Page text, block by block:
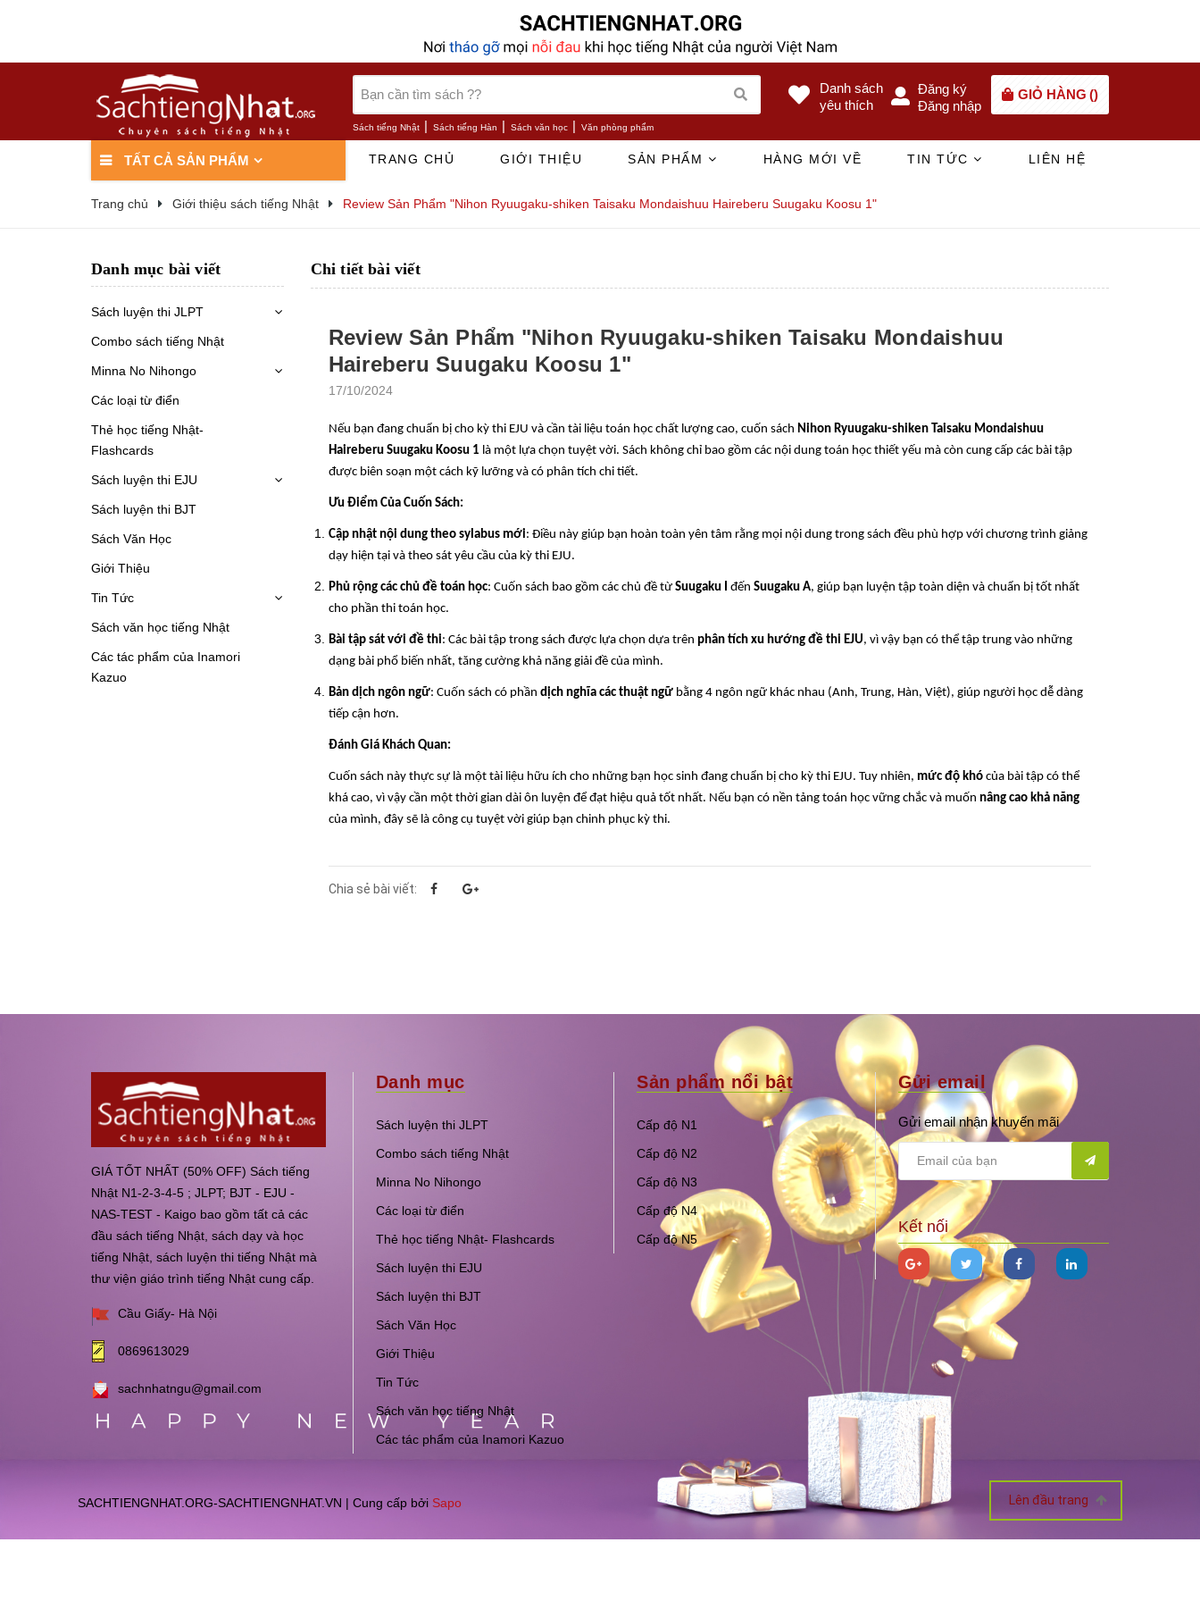
Sách tiếng Nhật | Sách tiếng Hàn | Sách văn học | Văn phòng phẩm
Danh sách
yêu thích
Đăng ký
Đăng nhập
GIỎ HÀNG ()
TẤT CẢ SẢN PHẨM TRANG CHỦ GIỚI THIỆU SẢN PHẨM HÀNG MỚI VỀ TIN TỨC LIÊN HỆ
Trang chủ Giới thiệu sách tiếng Nhật Review Sản Phẩm "Nihon Ryuugaku-shiken Taisaku Mondaishuu Haireberu Suugaku Koosu 1"
Chi tiết bài viết
Review Sản Phẩm "Nihon Ryuugaku-shiken Taisaku Mondaishuu
Haireberu Suugaku Koosu 1"
17/10/2024
Nếu bạn đang chuẩn bị cho kỳ thi EJU và cần tài liệu toán học chất lượng cao, cuốn sách Nihon Ryuugaku-shiken Taisaku Mondaishuu
Haireberu Suugaku Koosu 1 là một lựa chọn tuyệt vời. Sách không chỉ bao gồm các nội dung toán học thiết yếu mà còn cung cấp các bài tập
được biên soạn một cách kỹ lưỡng và có phân tích chi tiết.
Ưu Điểm Của Cuốn Sách:
Cập nhật nội dung theo sylabus mới: Điều này giúp bạn hoàn toàn yên tâm rằng mọi nội dung trong sách đều phù hợp với chương trình giảng
dạy hiện tại và theo sát yêu cầu của kỳ thi EJU.
Phủ rộng các chủ đề toán học: Cuốn sách bao gồm các chủ đề từ Suugaku I đến Suugaku A, giúp bạn luyện tập toàn diện và chuẩn bị tốt nhất
cho phần thi toán học.
Bài tập sát với đề thi: Các bài tập trong sách được lựa chọn dựa trên phân tích xu hướng đề thi EJU, vì vậy bạn có thể tập trung vào những
dạng bài phổ biến nhất, tăng cường khả năng giải đề của mình.
Bản dịch ngôn ngữ: Cuốn sách có phần dịch nghĩa các thuật ngữbằng 4 ngôn ngữ khác nhau (Anh, Trung, Hàn, Việt), giúp người học dễ dàng
tiếp cận hơn.
Đánh Giá Khách Quan:
Cuốn sách này thực sự là một tài liệu hữu ích cho những bạn học sinh đang chuẩn bị cho kỳ thi EJU. Tuy nhiên, mức độ khócủa bài tập có thể
khá cao, vì vậy cần một thời gian dài ôn luyện để đạt hiệu quả tốt nhất. Nếu bạn có nền tảng toán học vững chắc và muốn nâng cao khả năng
của mình, đây sẽ là công cụ tuyệt vời giúp bạn chinh phục kỳ thi.
Chia sẻ bài viết:
Danh mục bài viết
Sách luyện thi JLPT
Combo sách tiếng Nhật
Minna No Nihongo
Các loại từ điển
Thẻ học tiếng Nhật-
Flashcards
Sách luyện thi EJU
Sách luyện thi BJT
Sách Văn Học
Giới Thiệu
Tin Tức
Sách văn học tiếng Nhật
Các tác phẩm của Inamori
Kazuo
GIÁ TỐT NHẤT (50% OFF) Sách tiếng
Nhật N1-2-3-4-5 ; JLPT; BJT - EJU -
NAS-TEST - Kaigo bao gồm tất cả các
đầu sách tiếng Nhật, sách dạy và học
tiếng Nhật, sách luyện thi tiếng Nhật mà
thư viện giáo trình tiếng Nhật cung cấp.
Cầu Giấy- Hà Nội
0869613029
sachnhatngu@gmail.com
Danh mục
Sách luyện thi JLPT
Combo sách tiếng Nhật
Minna No Nihongo
Các loại từ điển
Thẻ học tiếng Nhật- Flashcards
Sách luyện thi EJU
Sách luyện thi BJT
Sách Văn Học
Giới Thiệu
Tin Tức
Sách văn học tiếng Nhật
Các tác phẩm của Inamori Kazuo
Sản phẩm nổi bật
Cấp độ N1
Cấp độ N2
Cấp độ N3
Cấp độ N4
Cấp độ N5
Gửi email
Gửi email nhận khuyến mãi
Kết nối
SACHTIENGNHAT.ORG-SACHTIENGNHAT.VN | Cung cấp bởi Sapo Lên đầu trang